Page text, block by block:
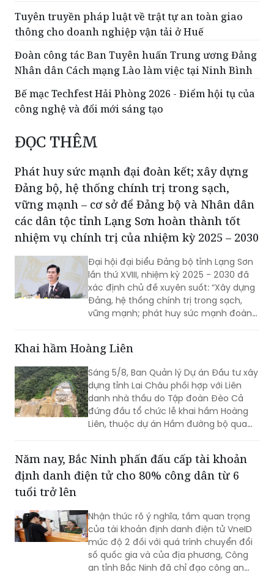
Tuyên truyền pháp luật về trật tự an toàn giao
thông cho doanh nghiệp vận tải ở Huế
Đoàn công tác Ban Tuyên huấn Trung ương Đảng
Nhân dân Cách mạng Lào làm việc tại Ninh Bình
Bế mạc Techfest Hải Phòng 2026 - Điểm hội tụ của
công nghệ và đổi mới sáng tạo
ĐỌC THÊM
Phát huy sức mạnh đại đoàn kết; xây dựng
Đảng bộ, hệ thống chính trị trong sạch,
vững mạnh – cơ sở để Đảng bộ và Nhân dân
các dân tộc tỉnh Lạng Sơn hoàn thành tốt
nhiệm vụ chính trị của nhiệm kỳ 2025 – 2030
Đại hội đại biểu Đảng bộ tỉnh Lạng Sơn
lần thứ XVIII, nhiệm kỳ 2025 - 2030 đã
xác định chủ đề xuyên suốt: “Xây dựng
Đảng, hệ thống chính trị trong sạch,
vững mạnh; phát huy sức mạnh đoàn
Lạng Sơn trở thành một cực tăng
trưởng của vùng Trung du và miền núi
Bắc Bộ”. Đây không chỉ là việc tổng kết
thực tiễn một cách toàn diện từ nhiệm
kỳ 2020 - 2025, mà còn thể hiện rõ
tầm nhìn, bản lĩnh và quyết tâm chính
trị của Đảng bộ tỉnh trong giai đoạn
Khai hầm Hoàng Liên
Sáng 5/8, Ban Quản lý Dự án Đầu tư xây
dựng tỉnh Lai Châu phối hợp với Liên
danh nhà thầu do Tập đoàn Đèo Cả
đứng đầu tổ chức lễ khai hầm Hoàng
Liên, thuộc dự án Hầm đường bộ qua
Năm nay, Bắc Ninh phấn đấu cấp tài khoản
định danh điện tử cho 80% công dân từ 6
tuổi trở lên
Nhận thức rõ ý nghĩa, tầm quan trọng
của tài khoản định danh điện tử VneID
mức độ 2 đối với quá trình chuyển đổi
số quốc gia và của địa phương, Công
an tỉnh Bắc Ninh đã chỉ đạo công an